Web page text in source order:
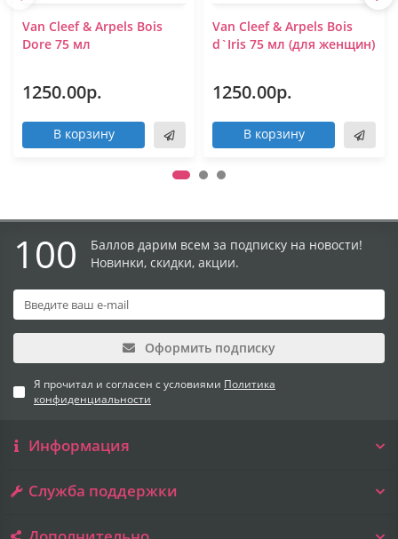
Van Cleef & Arpels Bois
Dore 75 мл
1250.00р.
В корзину
Van Cleef & Arpels Bois
d`Iris 75 мл (для женщин)
1250.00р.
В корзину
100
Баллов дарим всем за подписку на новости!
Новинки, скидки, акции.
Оформить подписку
Я прочитал и согласен с условиями Политика
конфиденциальности
Информация
Служба поддержки